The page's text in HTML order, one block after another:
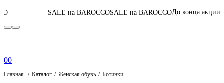
SALE на BAROCCOSALE на BAROCCOДо конца акции06:13:16:25
00
Главная Каталог Женская обувь Ботинки